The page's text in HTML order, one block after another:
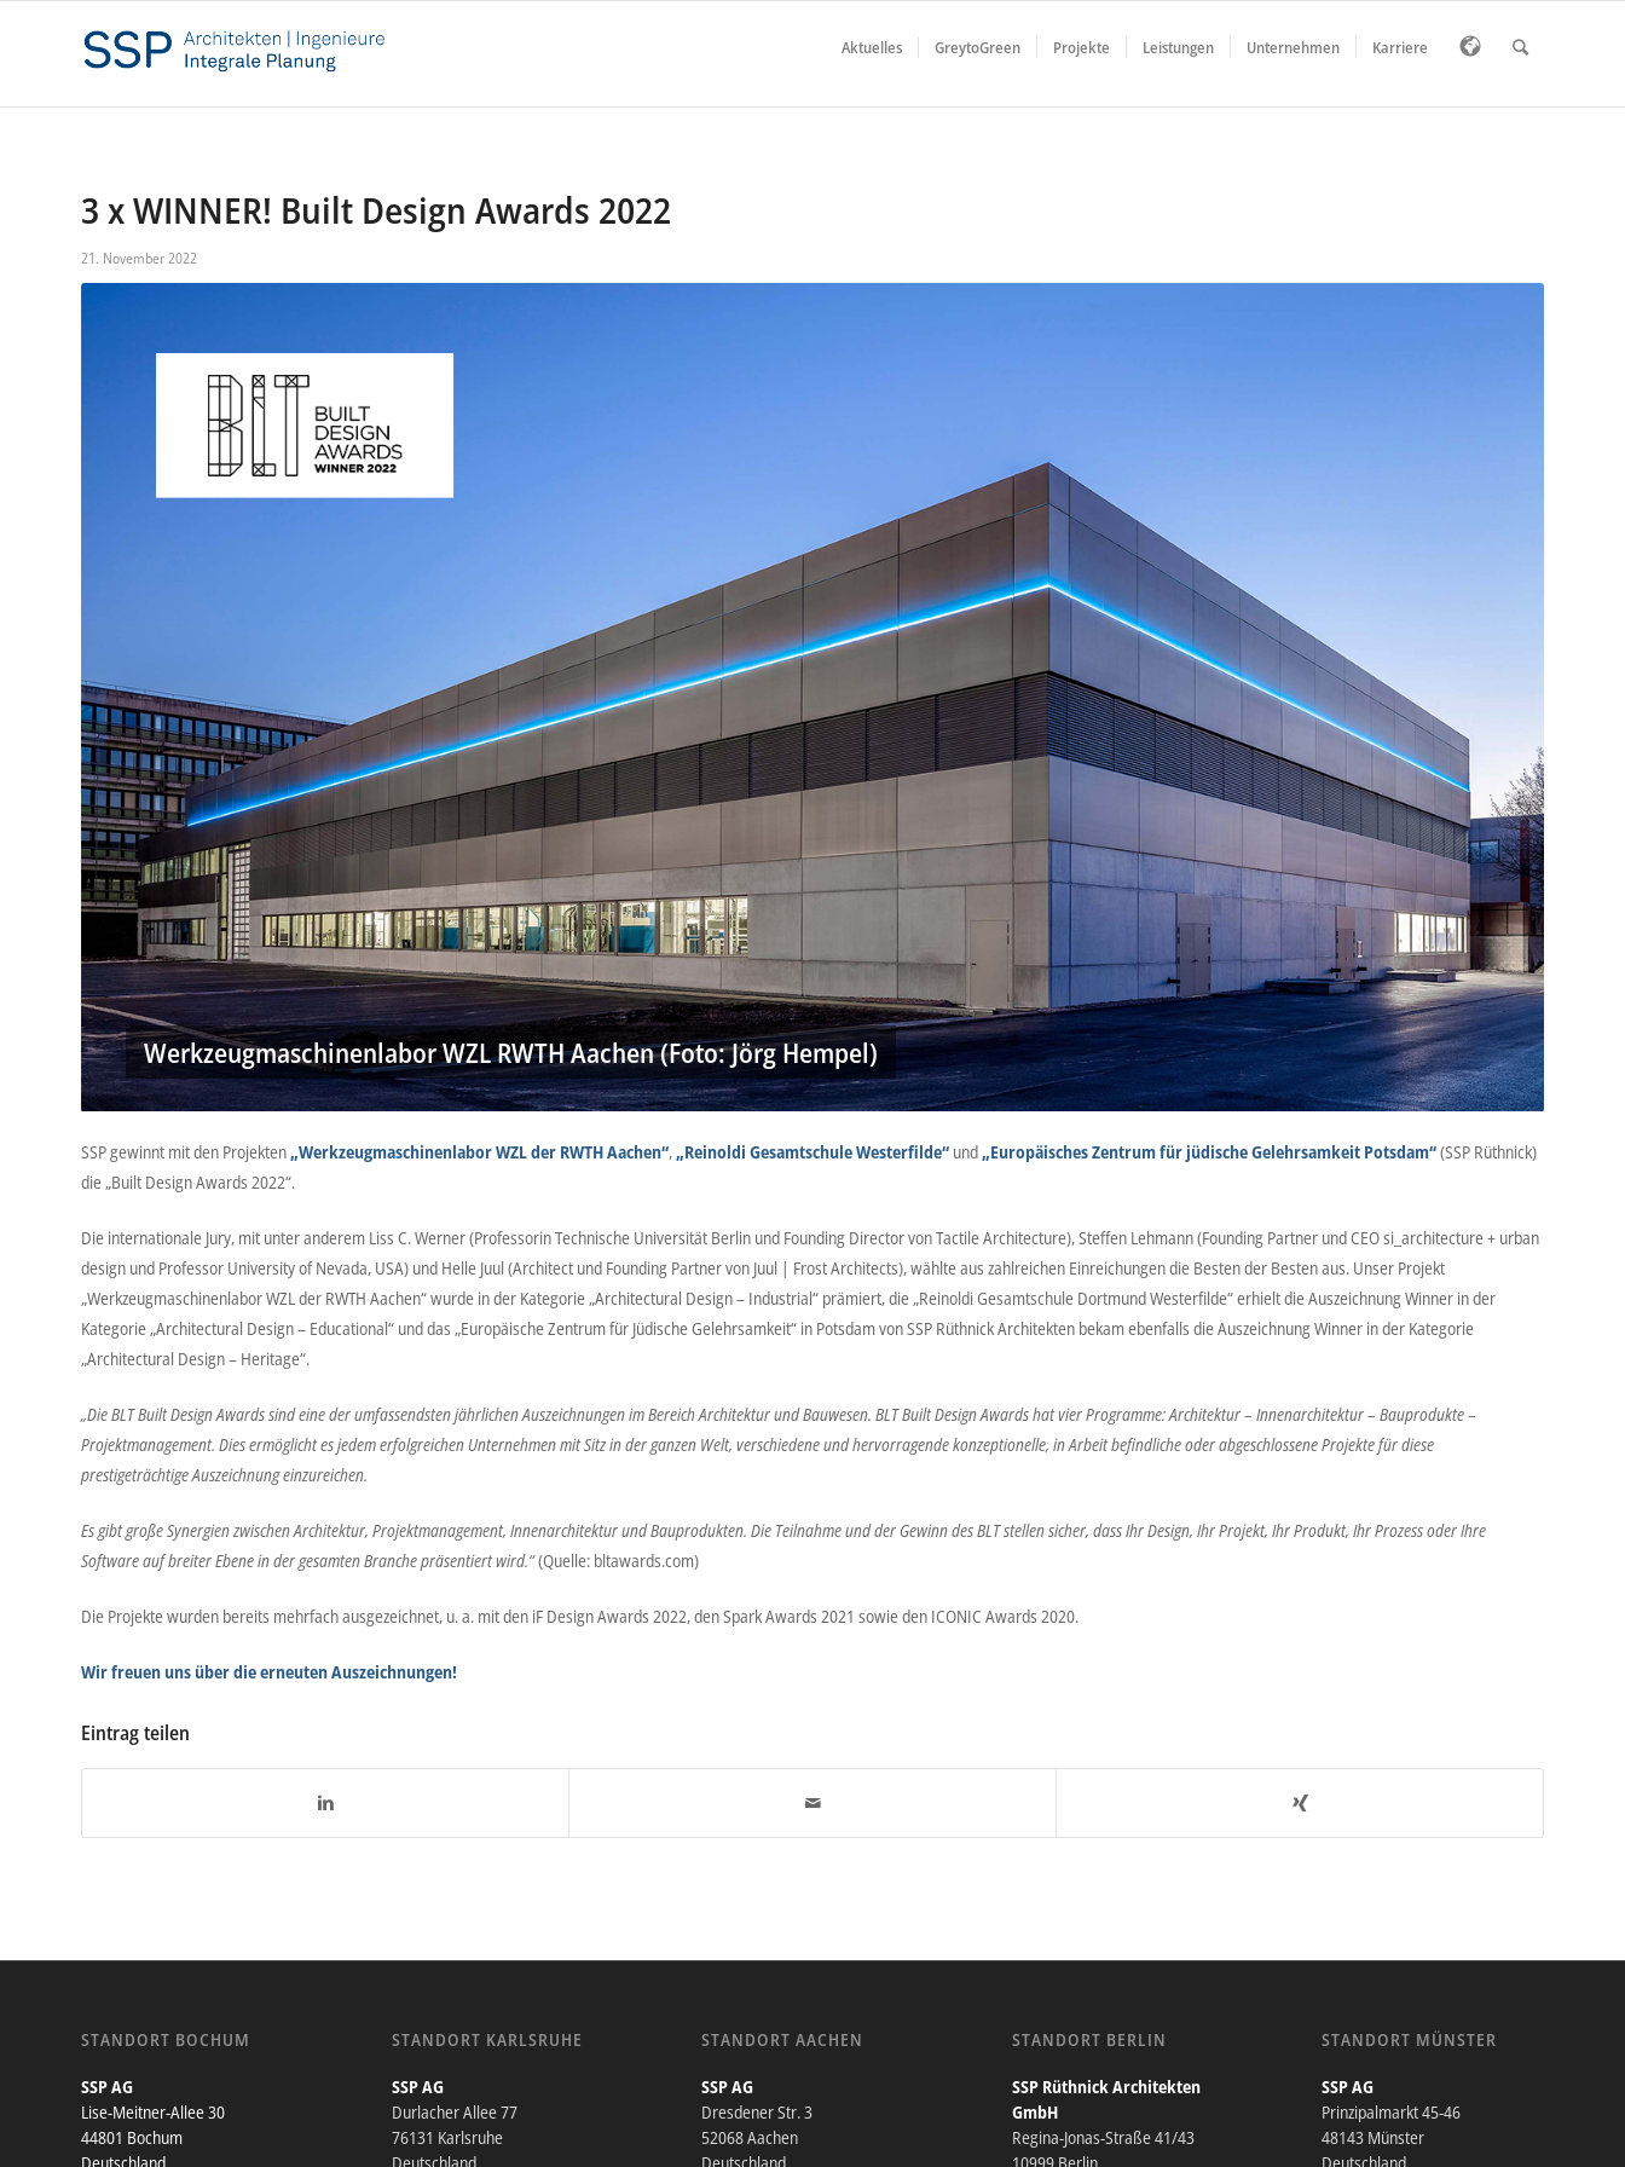
Aktuelles GreytoGreen Projekte Leistungen Unternehmen Karriere
3 x WINNER! Built Design Awards 2022
21. November 2022
Werkzeugmaschinenlabor WZL RWTH Aachen (Foto: Jörg Hempel)
SSP gewinnt mit den Projekten„Werkzeugmaschinenlabor WZL der RWTH Aachen“,„Reinoldi Gesamtschule Westerfilde“ und„Europäisches Zentrum für jüdische Gelehrsamkeit Potsdam“(SSP Rüthnick)
die „Built Design Awards 2022“.
Die internationale Jury, mit unter anderem Liss C. Werner (Professorin Technische Universität Berlin und Founding Director von Tactile Architecture), Steffen Lehmann (Founding Partner und CEO si_architecture + urban
design und Professor University of Nevada, USA) und Helle Juul (Architect und Founding Partner von Juul | Frost Architects), wählte aus zahlreichen Einreichungen die Besten der Besten aus. Unser Projekt
„Werkzeugmaschinenlabor WZL der RWTH Aachen“ wurde in der Kategorie „Architectural Design – Industrial“ prämiert, die „Reinoldi Gesamtschule Dortmund Westerfilde“ erhielt die Auszeichnung Winner in der
Kategorie „Architectural Design – Educational“ und das „Europäische Zentrum für Jüdische Gelehrsamkeit“ in Potsdam von SSP Rüthnick Architekten bekam ebenfalls die Auszeichnung Winner in der Kategorie
„Architectural Design – Heritage“.
„Die BLT Built Design Awards sind eine der umfassendsten jährlichen Auszeichnungen im Bereich Architektur und Bauwesen. BLT Built Design Awards hat vier Programme: Architektur – Innenarchitektur – Bauprodukte –
Projektmanagement. Dies ermöglicht es jedem erfolgreichen Unternehmen mit Sitz in der ganzen Welt, verschiedene und hervorragende konzeptionelle, in Arbeit befindliche oder abgeschlossene Projekte für diese
prestigeträchtige Auszeichnung einzureichen.
Es gibt große Synergien zwischen Architektur, Projektmanagement, Innenarchitektur und Bauprodukten. Die Teilnahme und der Gewinn des BLT stellen sicher, dass Ihr Design, Ihr Projekt, Ihr Produkt, Ihr Prozess oder Ihre
Software auf breiter Ebene in der gesamten Branche präsentiert wird.“(Quelle: bltawards.com)
Die Projekte wurden bereits mehrfach ausgezeichnet, u. a. mit den iF Design Awards 2022, den Spark Awards 2021 sowie den ICONIC Awards 2020.
Wir freuen uns über die erneuten Auszeichnungen!
Eintrag teilen
STANDORT BOCHUM
SSP AG
Lise-Meitner-Allee 30
44801 Bochum
STANDORT KARLSRUHE
SSP AG
Durlacher Allee 77
76131 Karlsruhe
STANDORT AACHEN
SSP AG
Dresdener Str. 3
52068 Aachen
STANDORT BERLIN
SSP Rüthnick Architekten
GmbH
Regina-Jonas-Straße 41/43
STANDORT MÜNSTER
SSP AG
Prinzipalmarkt 45-46
48143 Münster